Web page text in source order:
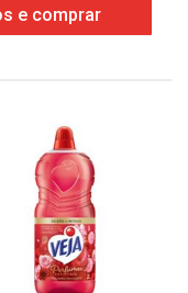
e comprar